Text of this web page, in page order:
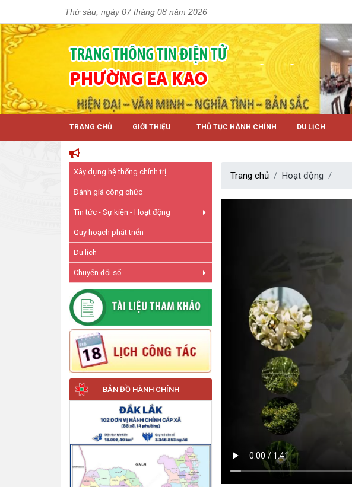
Thứ sáu, ngày 07 tháng 08 năm 2026
TRANG CHỦ GIỚI THIỆU THỦ TỤC HÀNH CHÍNH DU LỊCH
Xây dựng hệ thống chính trị
Đánh giá công chức
Tin tức - Sự kiện - Hoạt động
Quy hoạch phát triển
Du lịch
Chuyển đổi số
BẢN ĐỒ HÀNH CHÍNH
Trang chủ Hoạt động